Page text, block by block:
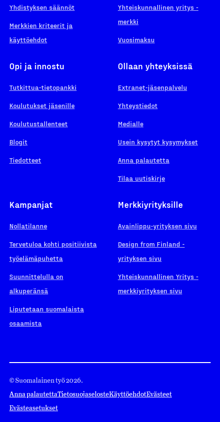
Yhdistyksen säännöt
Merkkien kriteerit ja
käyttöehdot
Yhteiskunnallinen yritys -
merkki
Vuosimaksu
Opi ja innostu
Tutkittua-tietopankki
Koulutukset jäsenille
Koulutustallenteet
Blogit
Tiedotteet
Ollaan yhteyksissä
Extranet-jäsenpalvelu
Yhteystiedot
Medialle
Usein kysytyt kysymykset
Anna palautetta
Tilaa uutiskirje
Kampanjat
Nollatilanne
Tervetuloa kohti positiivista
työelämäpuhetta
Suunnittelulla on
alkuperänsä
Liputetaan suomalaista
osaamista
Merkkiyrityksille
Avainlippu-yrityksen sivu
Design from Finland -
yrityksen sivu
Yhteiskunnallinen Yritys -
merkkiyrityksen sivu
© Suomalainen työ 2026.
Anna palautettaTietosuojaselosteKäyttöehdotEvästeet
Evästeasetukset